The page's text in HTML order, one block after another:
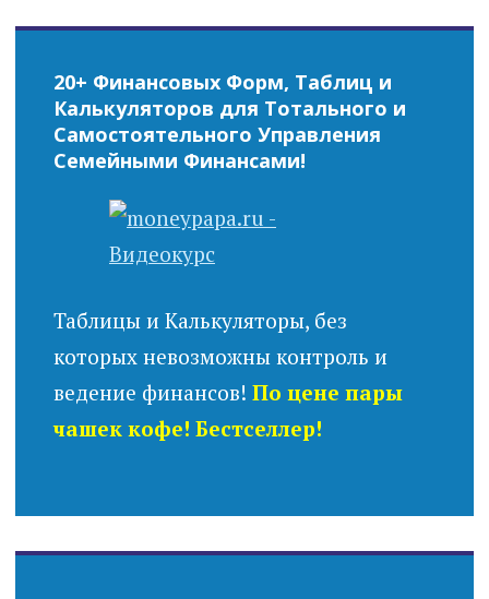
20+ Финансовых Форм, Таблиц и
Калькуляторов для Тотального и
Самостоятельного Управления
Семейными Финансами!
Таблицы и Калькуляторы, без
которых невозможны контроль и
ведение финансов! По цене пары
чашек кофе! Бестселлер!